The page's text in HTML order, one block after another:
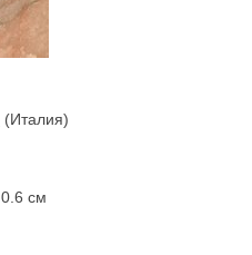
(Италия)
0.6 см